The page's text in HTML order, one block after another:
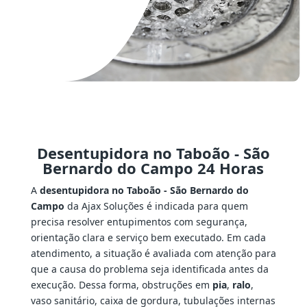
Desentupidora no Taboão - São
Bernardo do Campo 24 Horas
A desentupidora no Taboão - São Bernardo do
Campo da Ajax Soluções é indicada para quem
precisa resolver entupimentos com segurança,
orientação clara e serviço bem executado. Em cada
atendimento, a situação é avaliada com atenção para
que a causa do problema seja identificada antes da
execução. Dessa forma, obstruções em pia, ralo,
vaso sanitário, caixa de gordura, tubulações internas